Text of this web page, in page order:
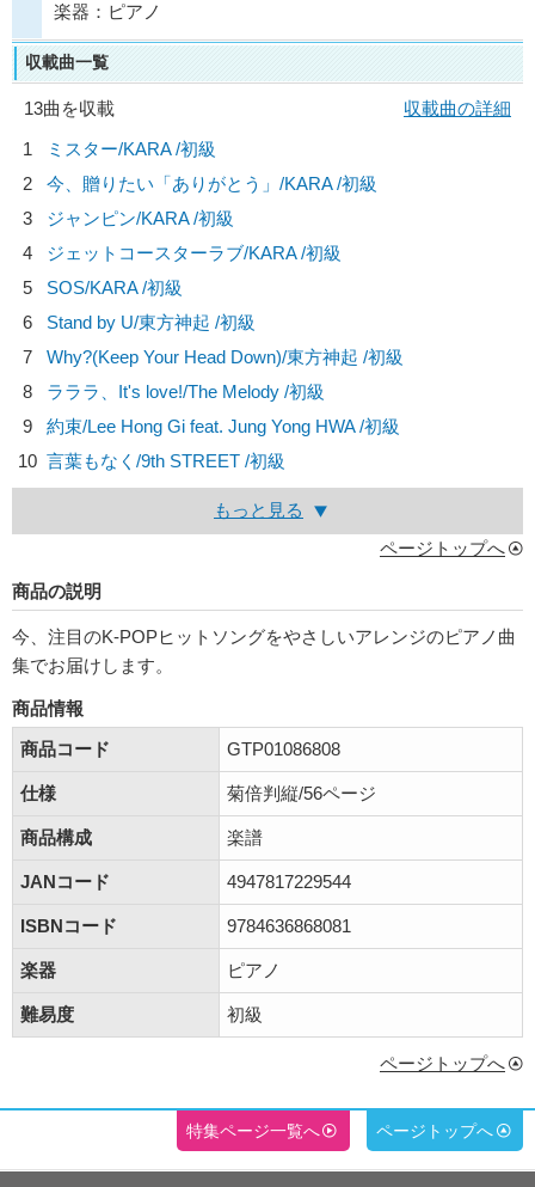
楽器：ピアノ
収載曲一覧
13曲を収載
収載曲の詳細
1
ミスター/KARA/初級
2
今、贈りたい「ありがとう」/KARA/初級
3
ジャンピン/KARA/初級
4
ジェットコースターラブ/KARA/初級
5
SOS/KARA/初級
6
Stand by U/東方神起 /初級
7
Why?(Keep Your Head Down)/東方神起 /初級
8
ラララ、It's love!/The Melody /初級
9
約束/Lee Hong Gi feat. Jung Yong HWA/初級
10 言葉もなく/9th STREET /初級
もっと見る
ページトップへ
商品の説明
今、注目のK-POPヒットソングをやさしいアレンジのピアノ曲
集でお届けします。
商品情報
商品コード
GTP01086808
仕様 菊倍判縦/56ページ
商品構成 楽譜
JANコード 4947817229544
ISBNコード 9784636868081
楽器 ピアノ
難易度 初級
ページトップへ
特集ページ一覧へ ページトップへ